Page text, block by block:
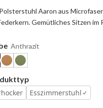
Aaron aus
Gemütliches Sitzen
Anthrazit
Esszimmerstuhl